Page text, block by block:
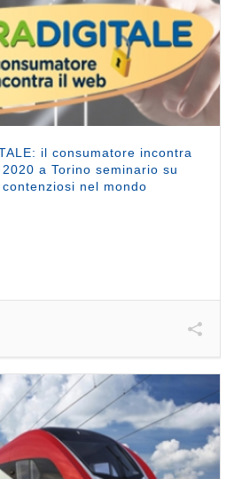
il consumatore incontra
a Torino seminario su
nel mondo